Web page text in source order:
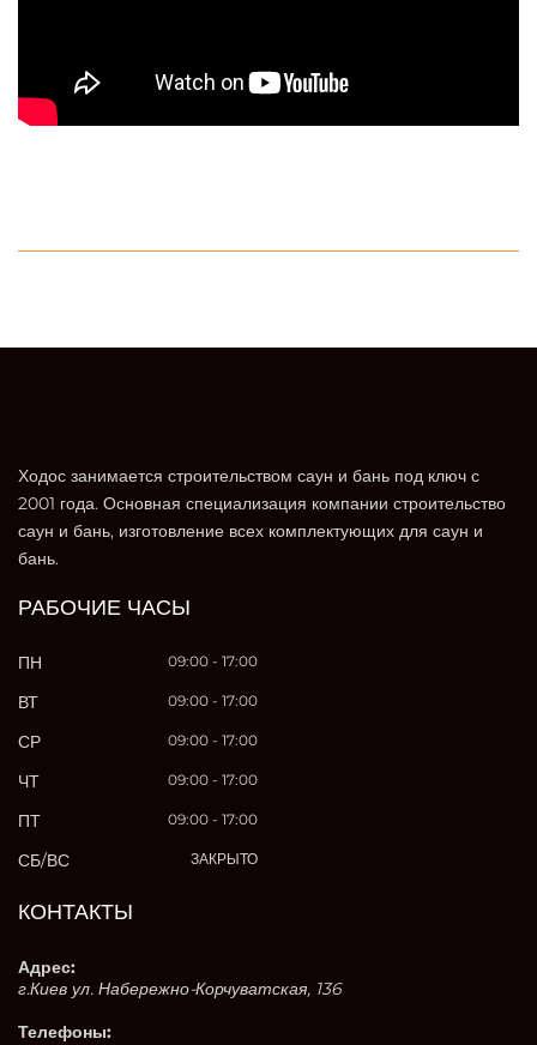
Ходос занимается строительством саун и бань под ключ с
2001 года. Основная специализация компании строительство
саун и бань, изготовление всех комплектующих для саун и
бань.
РАБОЧИЕ ЧАСЫ
ПН 09:00 - 17:00
ВТ 09:00 - 17:00
СР 09:00 - 17:00
ЧТ 09:00 - 17:00
ПТ 09:00 - 17:00
СБ/ВС ЗАКРЫТО
КОНТАКТЫ
Адрес:
г.Киев ул. Набережно-Корчуватская, 136
Телефоны: